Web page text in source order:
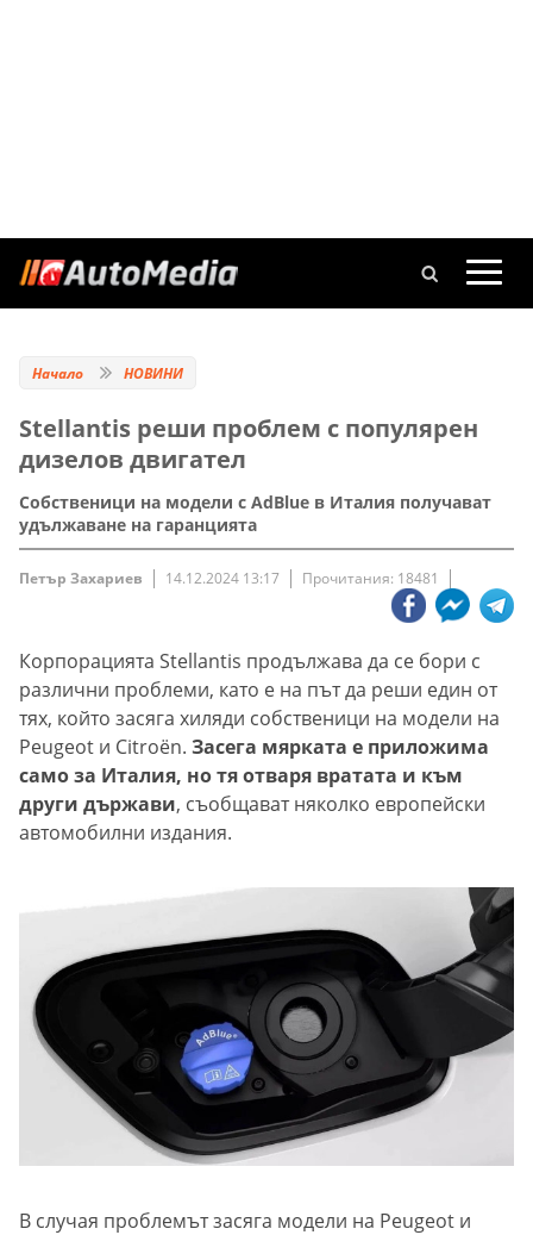
Начало НОВИНИ
Stellantis реши проблем с популярен
дизелов двигател
Собственици на модели с AdBlue в Италия получават
удължаване на гаранцията
Петър Захариев 14.12.2024 13:17 Прочитания: 18481
Корпорацията Stellantis продължава да се бори с
различни проблеми, като е на път да реши един от
тях, който засяга хиляди собственици на модели на
Peugeot и Citroën. Засега мярката е приложима
само за Италия, но тя отваря вратата и към
други държави, съобщават няколко европейски
автомобилни издания.
В случая проблемът засяга модели на Peugeot и